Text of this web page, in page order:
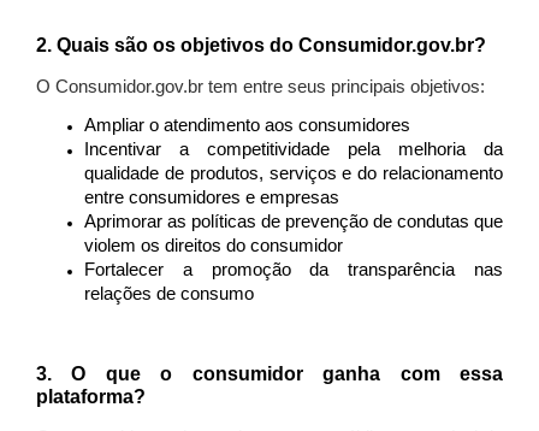
2. Quais são os objetivos do Consumidor.gov.br?
O Consumidor.gov.br tem entre seus principais objetivos:
Ampliar o atendimento aos consumidores
Incentivar a competitividade pela melhoria da
qualidade de produtos, serviços e do relacionamento
entre consumidores e empresas
Aprimorar as políticas de prevenção de condutas que
violem os direitos do consumidor
Fortalecer a promoção da transparência nas
relações de consumo
3. O que o consumidor ganha com essa
plataforma?